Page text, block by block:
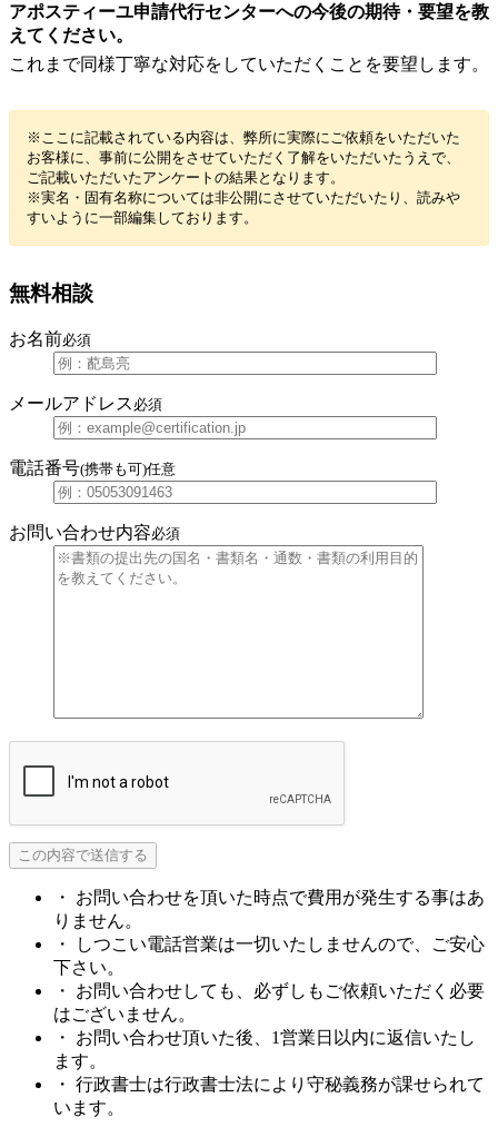
アポスティーユ申請代行センターへの今後の期待・要望を教
えてください。
これまで同様丁寧な対応をしていただくことを要望します。
※ここに記載されている内容は、弊所に実際にご依頼をいただいた
お客様に、事前に公開をさせていただく了解をいただいたうえで、
ご記載いただいたアンケートの結果となります。
※実名・固有名称については非公開にさせていただいたり、読みや
すいように一部編集しております。
無料相談
お名前必須
メールアドレス 必須
電話番号(携帯も可)任意
お問い合わせ内容必須
・ お問い合わせを頂いた時点で費用が発生する事はあ
りません。
・ しつこい電話営業は一切いたしませんので、ご安心
下さい。
・ お問い合わせしても、必ずしもご依頼いただく必要
はございません。
・ お問い合わせ頂いた後、1営業日以内に返信いたし
ます。
・ 行政書士は行政書士法により守秘義務が課せられて
います。